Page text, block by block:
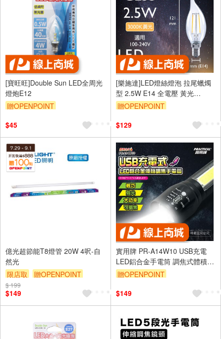
[寶旺旺]Double Sun LED全周光
燈炮E12
贈OPENPOINT
$45
[樂施達]LED燈絲燈泡 拉尾蠟燭
型 2.5W E14 全電壓 黃光
（CL35）
贈OPENPOINT
$129
億光超節能T8燈管 20W 4呎-自
然光
限店取
贈OPENPOINT
滿額9折
$ 199
$149
實用牌 PR-A14W10 USB充電
LED鋁合金手電筒 調焦式體積輕
巧 便攜照明 附充電線
贈OPENPOINT
（運費不算在 2000 元的範圍
內）
單品享9折
$149